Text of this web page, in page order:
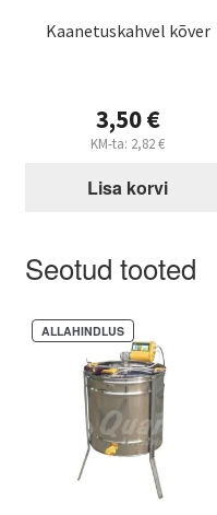
Kaanetuskahvel kõver
3,50€
KM-ta: 2,82€
Lisa korvi
Seotud tooted
ALLAHINDLUS